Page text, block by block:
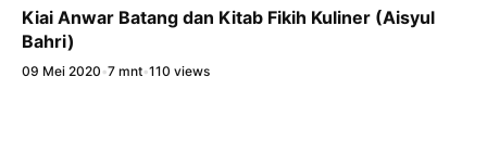
Kiai Anwar Batang dan Kitab Fikih Kuliner (Aisyul
Bahri)
09 Mei 2020 •7 mnt•110 views